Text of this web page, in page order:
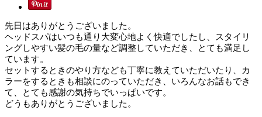
先日はありがとうございました。
ヘッドスパはいつも通り大変心地よく快適でしたし、スタイリ
ングしやすい髪の毛の量など調整していただき、とても満足し
ています。
セットするときのやり方なども丁寧に教えていただいたり、カ
ラーをするときも相談にのっていただき、いろんなお話もでき
て、とても感謝の気持ちでいっぱいです。
どうもありがとうございました。